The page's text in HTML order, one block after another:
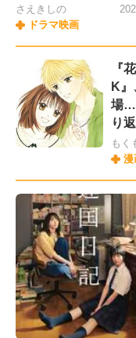
さえきしの
ドラマ映画
『
K
場…
り
もく
漫